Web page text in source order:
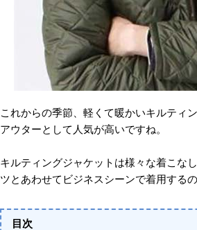
これからの季節、軽くて暖かいキルティ
アウターとして人気が高いですね。
キルティングジャケットは様々な着こな
ツとあわせてビジネスシーンで着用する
目次